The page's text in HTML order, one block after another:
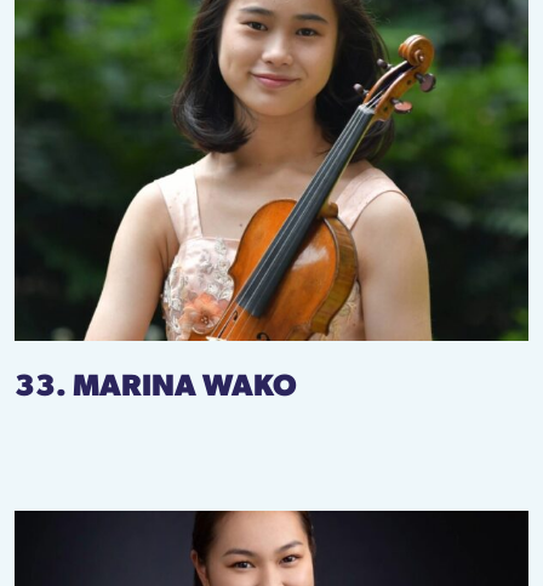
33. MARINA WAKO